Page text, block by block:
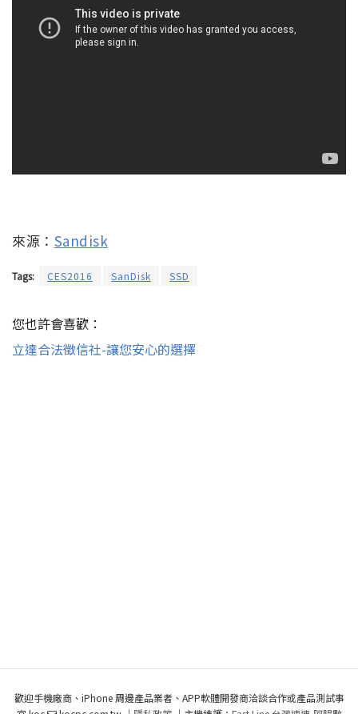
來源： Sandisk
Tags: CES2016 SanDisk SSD
您也許會喜歡：
立達合法徵信社-讓您安心的選擇
歡迎手機廠商、iPhone 周邊產品業者、APP軟體開發商洽談合作或產品測試事